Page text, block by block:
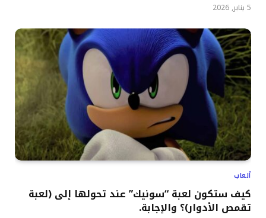
5 يناير, 2026
ألعاب
كيف ستكون لعبة “سونيك” عند تحولها إلى (لعبة
تقمص الأدوار)؟ والإجابة.